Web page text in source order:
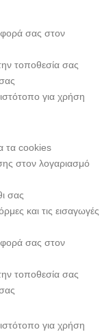
σας στον
τοποθεσία σας
για χρήση
τα cookies
στον λογαριασμό
σας
και τις εισαγωγές
σας στον
τοποθεσία σας
για χρήση